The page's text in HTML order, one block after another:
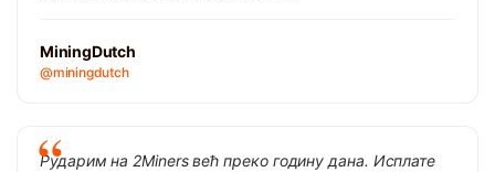
MiningDutch
@miningdutch
Рударим на 2Miners већ преко годину дана. Исплате